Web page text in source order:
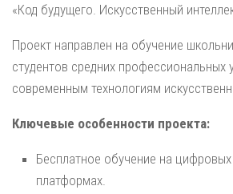
«Код будущего. Искусственный
Проект направлен на обучение
студентов средних профессиональных
современным технологиям
Ключевые особенности проекта:
Бесплатное обучение на
платформах.